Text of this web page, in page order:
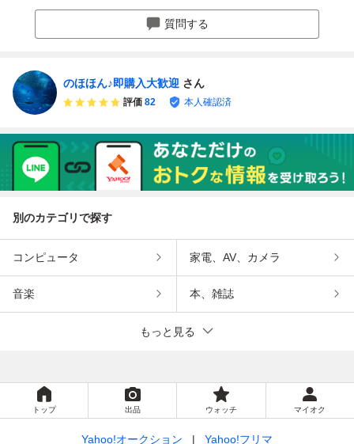
リクライニング デ
リクライニング デ
スク/
質問する
のほほん♪即購入大歓迎 さん
評価 82 本人確認済
別のカテゴリで探す
コンピュータ 家電、AV、カメラ
音楽 本、雑誌
もっと見る
トップ 出品 ウォッチ マイオク
Yahoo!オークション Yahoo!フリマ